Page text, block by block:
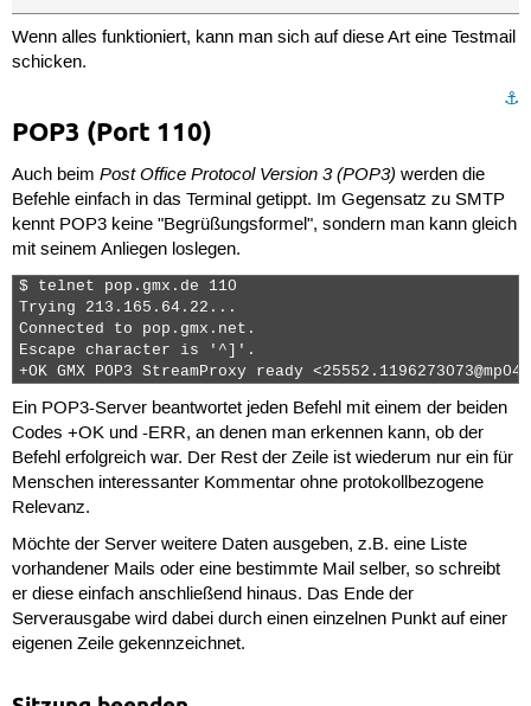
Wenn alles funktioniert, kann man sich auf diese Art eine Testmail
schicken.
⚓︎
POP3 (Port 110)
Auch beim Post Office Protocol Version 3 (POP3) werden die
Befehle einfach in das Terminal getippt. Im Gegensatz zu SMTP
kennt POP3 keine "Begrüßungsformel", sondern man kann gleich
mit seinem Anliegen loslegen.
$ telnet pop.gmx.de 110
Trying 213.165.64.22...
Connected to pop.gmx.net.
Escape character is '^]'.
+OK GMX POP3 StreamProxy ready
Ein POP3-Server beantwortet jeden Befehl mit einem der beiden
Codes +OKund -ERR, an denen man erkennen kann, ob der
Befehl erfolgreich war. Der Rest der Zeile ist wiederum nur ein für
Menschen interessanter Kommentar ohne protokollbezogene
Relevanz.
Möchte der Server weitere Daten ausgeben, z.B. eine Liste
vorhandener Mails oder eine bestimmte Mail selber, so schreibt
er diese einfach anschließend hinaus. Das Ende der
Serverausgabe wird dabei durch einen einzelnen Punkt auf einer
eigenen Zeile gekennzeichnet.